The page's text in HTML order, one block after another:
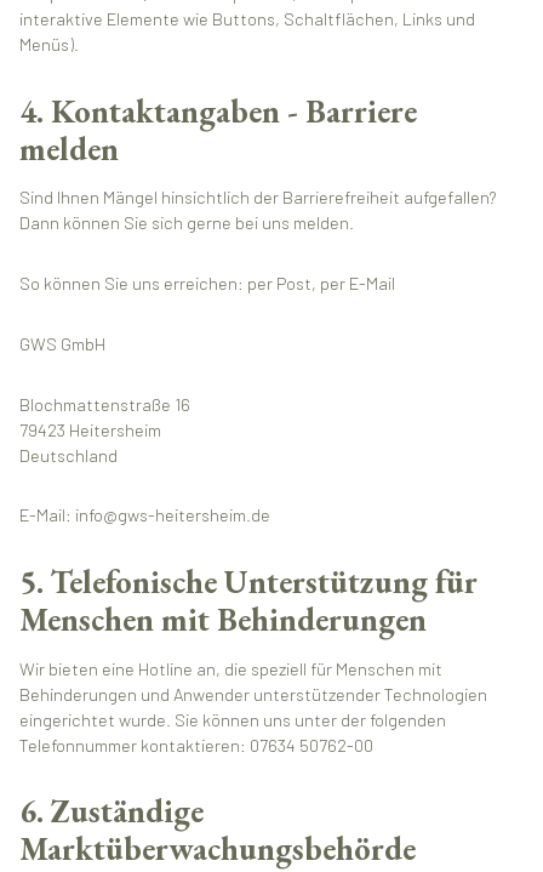
interaktive Elemente wie Buttons, Schaltflächen, Links und
Menüs).
4. Kontaktangaben - Barriere
melden
Sind Ihnen Mängel hinsichtlich der Barrierefreiheit aufgefallen?
Dann können Sie sich gerne bei uns melden.
So können Sie uns erreichen: per Post, per E-Mail
GWS GmbH
Blochmattenstraße 16
79423 Heitersheim
Deutschland
E-Mail: info@gws-heitersheim.de
5. Telefonische Unterstützung für
Menschen mit Behinderungen
Wir bieten eine Hotline an, die speziell für Menschen mit
Behinderungen und Anwender unterstützender Technologien
eingerichtet wurde. Sie können uns unter der folgenden
Telefonnummer kontaktieren: 07634 50762-00
6. Zuständige
Marktüberwachungsbehörde